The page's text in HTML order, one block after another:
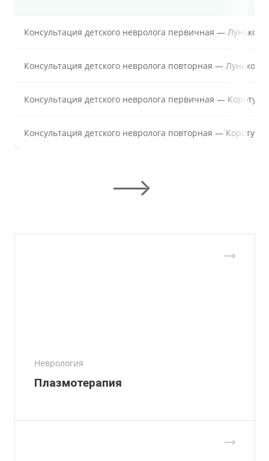
Консультация детского невролога первичная —
Консультация детского невролога повторная — Лунькова
Консультация детского невролога первичная —
Консультация детского невролога повторная —
Неврология
Плазмотерапия